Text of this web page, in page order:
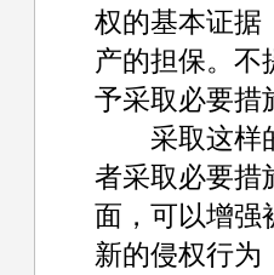
权的基本证据
产的担保。不
予采取必要措
采取这样的
者采取必要措
面，可以增强
新的侵权行为